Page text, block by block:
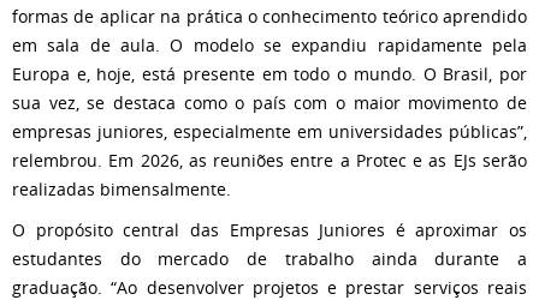
formas de aplicar na prática o conhecimento teórico aprendido
em sala de aula. O modelo se expandiu rapidamente pela
Europa e, hoje, está presente em todo o mundo. O Brasil, por
sua vez, se destaca como o país com o maior movimento de
empresas juniores, especialmente em universidades públicas”,
relembrou. Em 2026, as reuniões entre a Protec e as EJs serão
realizadas bimensalmente.
O propósito central das Empresas Juniores é aproximar os
estudantes do mercado de trabalho ainda durante a
graduação. “Ao desenvolver projetos e prestar serviços reais